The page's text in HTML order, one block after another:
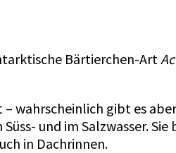
Bärtierchen-Art
gibt es
und im Salzwasser.
in Dachrinnen.